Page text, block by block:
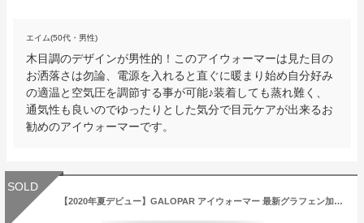
エイム(50代・男性)
木目調のデザインが男性的！このアイウォーマーは見た目の
お洒落さは勿論、電源を入れると直ぐに暖まり始め自分好み
の適温と空気圧を調節する事が可能♪装着しても蒸れ難く、
通気性も良いのでゆったりとした気分で目元ケアが出来るお
勧めのアイウォーマーです。
SOLD
【2020年夏デビュー】GALOPAR アイウォーマー 最新グラフェン加熱技術 目元エステ 液晶ディスプレイ Bluetooth USB充電 目もと 男女